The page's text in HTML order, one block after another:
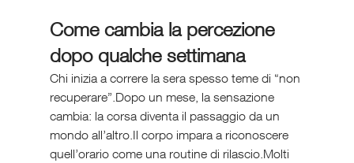
Come cambia la percezione
dopo qualche settimana
Chi inizia a correre la sera spesso teme di “non
recuperare”.Dopo un mese, la sensazione
cambia: la corsa diventa il passaggio da un
mondo all’altro.Il corpo impara a riconoscere
quell’orario come una routine di rilascio.Molti